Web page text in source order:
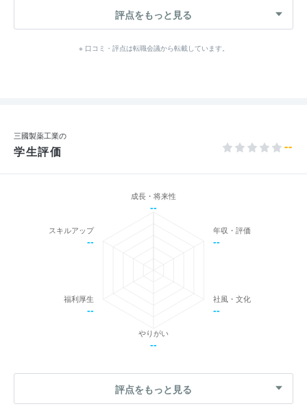
評点をもっと見る
※ 口コミ・評点は転職会議から転載しています。
三國製薬工業の
学生評価 --
成長・将来性
--
年収・評価
--
社風・文化
--
やりがい
--
福利厚生
--
スキルアップ
--
評点をもっと見る